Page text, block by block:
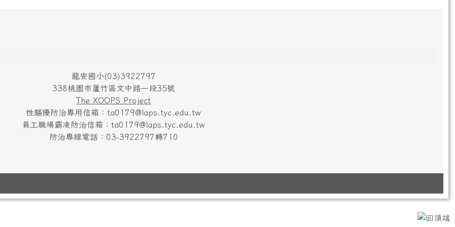
龍安國小(03)3922797
338桃園市蘆竹區文中路一段35號
The XOOPS Project
性騷擾防治專用信箱：ta0179@laps.tyc.edu.tw
員工職場霸凌防治信箱：ta0179@laps.tyc.edu.tw
防治專線電話：03-3922797轉710